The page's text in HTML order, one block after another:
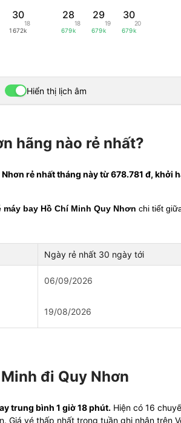
30
18
1672k
28
18
679k
29
19
679k
30
20
679k
Hiển thị lịch âm
hãng nào rẻ nhất?
rẻ nhất tháng này từ 678.781 đ, khởi
máy bay Hồ Chí Minh Quy Nhơn chi tiết
Ngày rẻ nhất 30 ngày tới
06/09/2026
19/08/2026
đi Quy Nhơn
trung bình 1 giờ 18 phút. Hiện có 16
Giá vé thấp nhất trong tuần ghi nhận trên